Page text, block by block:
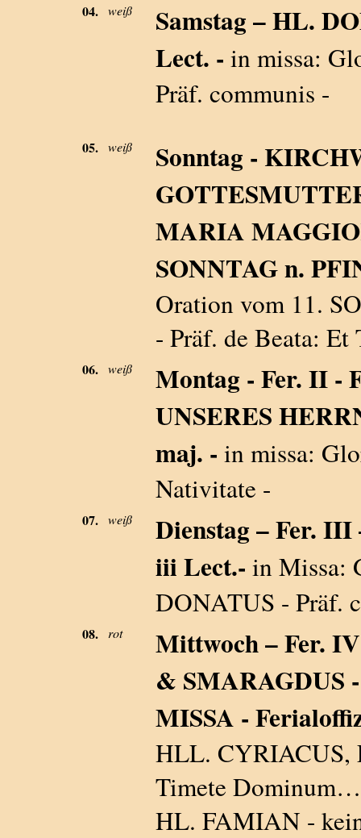
04. weiß
Samstag – HL.
Lect. - in missa:
Präf. communis -
05. weiß
Sonntag -
MARIA
SONNTAG n.
Oration vom 11.
- Präf. de Beata:
06. weiß
Montag - Fer. II -
UNSERES
maj. - in missa:
Nativitate -
07. weiß
Dienstag – Fer.
iii Lect.- in Missa:
DONATUS - Präf.
08. rot
Mittwoch – Fer.
& SMARAGDUS
MISSA -
HLL. CYRIACUS,
Timete
HL. FAMIAN -